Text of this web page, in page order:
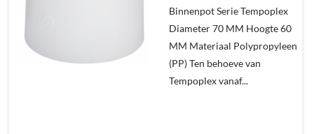
In
winkelmand
Binnenpot Serie Tempoplex
Diameter 70 MM Hoogte 60
MM Materiaal Polypropyleen
(PP) Ten behoeve van
Tempoplex vanaf...